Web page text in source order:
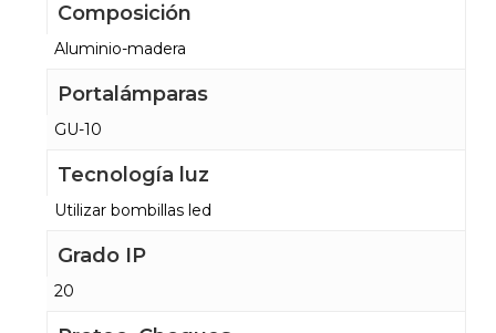
Composición
Aluminio-madera
Portalámparas
GU-10
Tecnología luz
Utilizar bombillas led
Grado IP
20